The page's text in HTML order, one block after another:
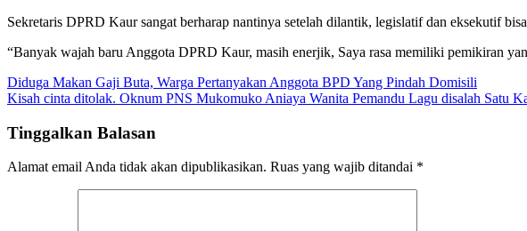
Sekretaris DPRD Kaur sangat berharap nantinya setelah dilantik, legislatif dan eksekutif
“Banyak wajah baru Anggota DPRD Kaur, masih enerjik, Saya rasa memiliki pemikiran
Navigasi
pos
Diduga Makan Gaji Buta, Warga Pertanyakan Anggota BPD Yang Pindah Domisili
Kisah cinta ditolak. Oknum PNS Mukomuko Aniaya Wanita Pemandu Lagu disalah Satu
Tinggalkan Balasan
Alamat email Anda tidak akan dipublikasikan. Ruas yang wajib ditandai *